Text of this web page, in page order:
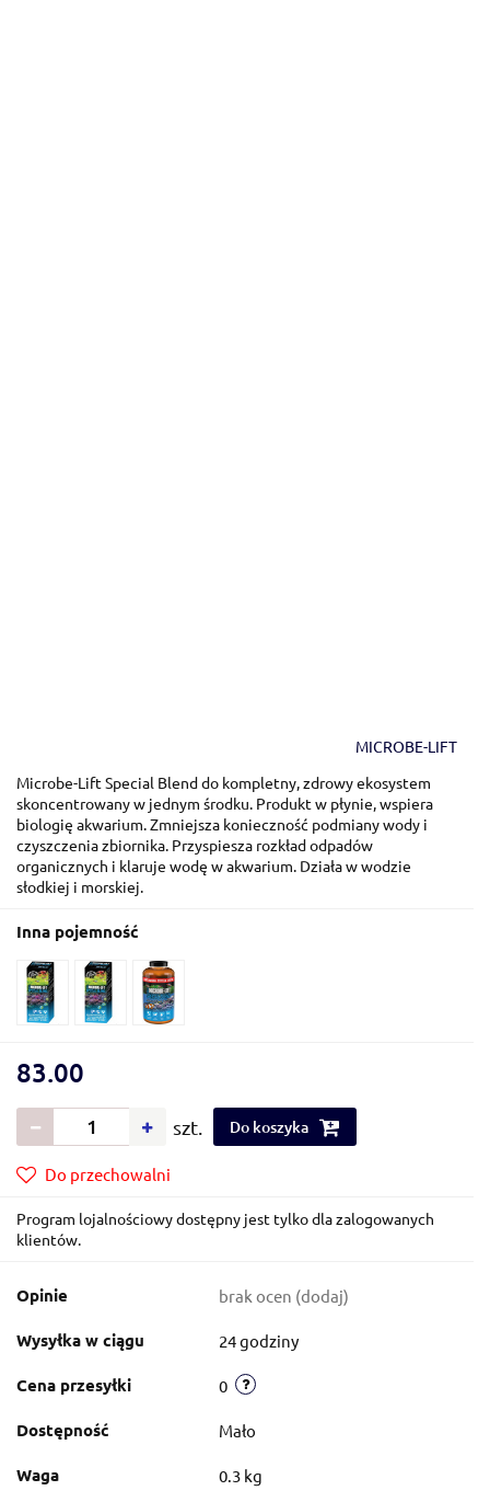
MICROBE-LIFT
Microbe-Lift Special Blend do kompletny, zdrowy ekosystem
skoncentrowany w jednym środku. Produkt w płynie, wspiera
biologię akwarium. Zmniejsza konieczność podmiany wody i
czyszczenia zbiornika. Przyspiesza rozkład odpadów
organicznych i klaruje wodę w akwarium. Działa w wodzie
słodkiej i morskiej.
Inna pojemność
83.00
szt. Do koszyka
Do przechowalni
Program lojalnościowy dostępny jest tylko dla zalogowanych
klientów.
Opinie brak ocen (dodaj)
Wysyłka w ciągu 24 godziny
Cena przesyłki 0
Dostępność Mało
Waga 0.3 kg